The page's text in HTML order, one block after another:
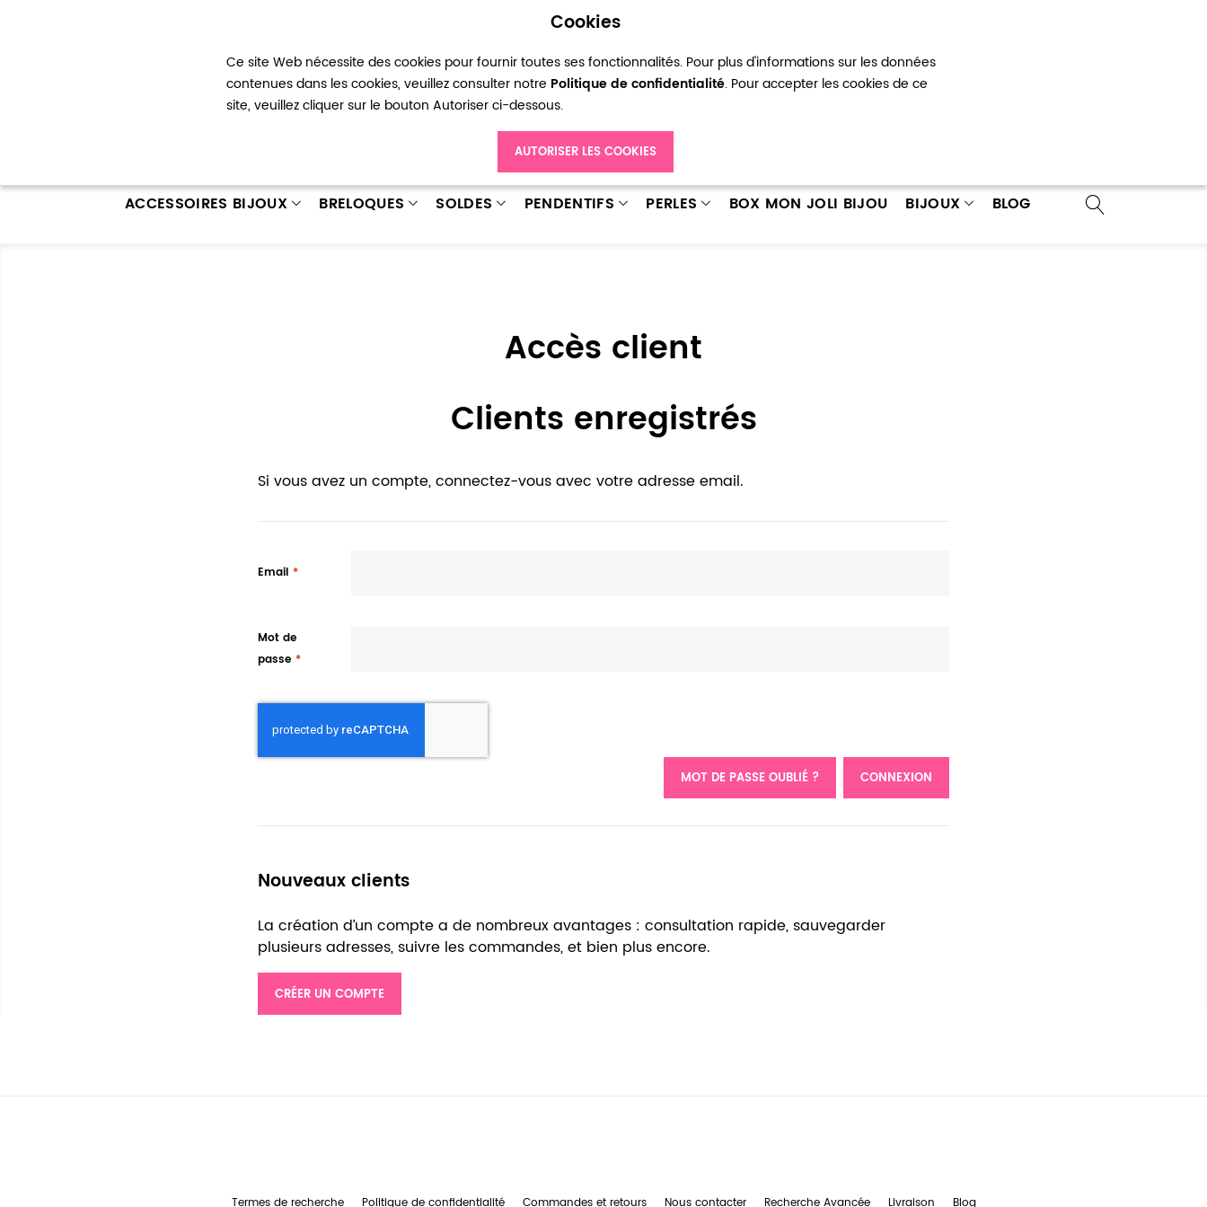
Cookies
Ce site Web nécessite des cookies pour fournir toutes ses fonctionnalités. Pour plus d'informations sur les données
contenues dans les cookies, veuillez consulter notre Politique de confidentialité. Pour accepter les cookies de ce
site, veuillez cliquer sur le bouton Autoriser ci-dessous.
AUTORISER LES COOKIES
Mon compte Ma liste d’envies Connexion Créer un compte
ACCESSOIRES BIJOUX BRELOQUES SOLDES PENDENTIFS PERLES BOX MON JOLI BIJOU BIJOUX BLOG
Accès client
Clients enregistrés
Si vous avez un compte, connectez-vous avec votre adresse email.
Email
Mot de
passe
CONNEXION
MOT DE PASSE OUBLIÉ ?
Nouveaux clients
La création d’un compte a de nombreux avantages : consultation rapide, sauvegarder
plusieurs adresses, suivre les commandes, et bien plus encore.
CRÉER UN COMPTE
Termes de recherche Politique de confidentialité Commandes et retours Nous contacter Recherche Avancée Livraison Blog